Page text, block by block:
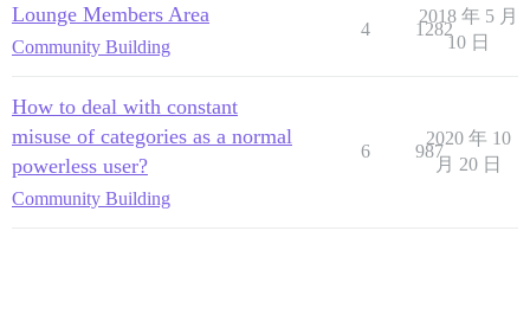
Lounge Members Area
Community Building
4 1282
2018 年 5 月
10 日
How to deal with constant
misuse of categories as a normal
powerless user?
Community Building
6 987
2020 年 10
月 20 日